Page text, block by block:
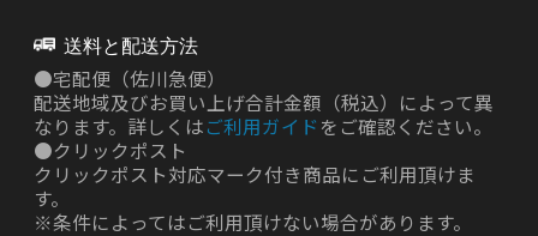
送料と配送方法
●宅配便（佐川急便）
配送地域及びお買い上げ合計金額（税込）によって異
なります。詳しくはご利用ガイド をご確認ください。
●クリックポスト
クリックポスト対応マーク付き商品にご利用頂けま
す。
※条件によってはご利用頂けない場合があります。